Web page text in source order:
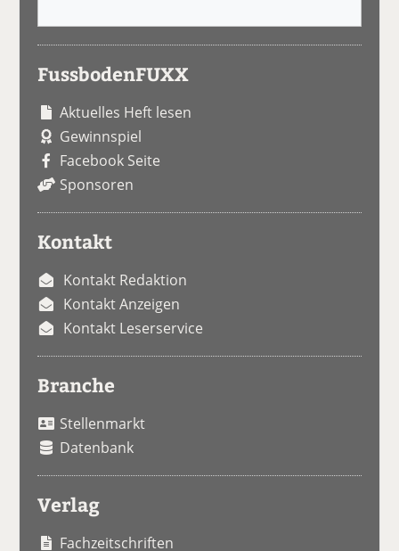
FussbodenFUXX
Aktuelles Heft lesen
Gewinnspiel
Facebook Seite
Sponsoren
Kontakt
Kontakt Redaktion
Kontakt Anzeigen
Kontakt Leserservice
Branche
Stellenmarkt
Datenbank
Verlag
Fachzeitschriften